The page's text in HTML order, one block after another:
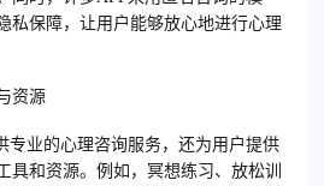
私保障，让用户能够放心地进行心理
资源
专业的心理咨询服务，还为用户提供
具和资源。例如，冥想练习、放松训